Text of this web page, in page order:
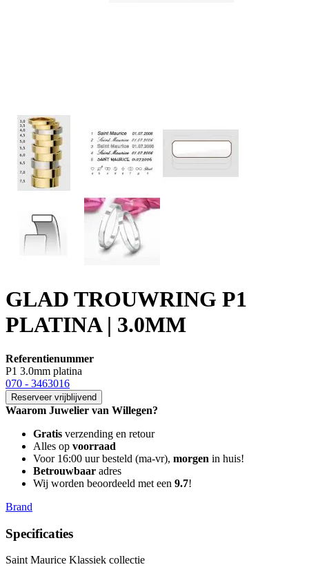
GLAD TROUWRING P1
PLATINA | 3.0MM
Referentienummer
P1 3.0mm platina
070 - 3463016
Reserveer vrijblijvend
Waarom Juwelier van Willegen?
Gratis verzending en retour
Alles op voorraad
Voor 16:00 uur besteld (ma-vr), morgen in huis!
Betrouwbaar adres
Wij worden beoordeeld met een 9.7!
Brand
Specificaties
Saint Maurice Klassiek collectie